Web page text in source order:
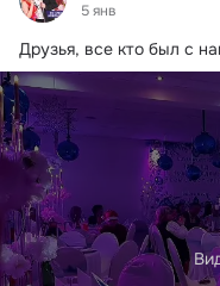
5 янв
Друзья, все кто был с